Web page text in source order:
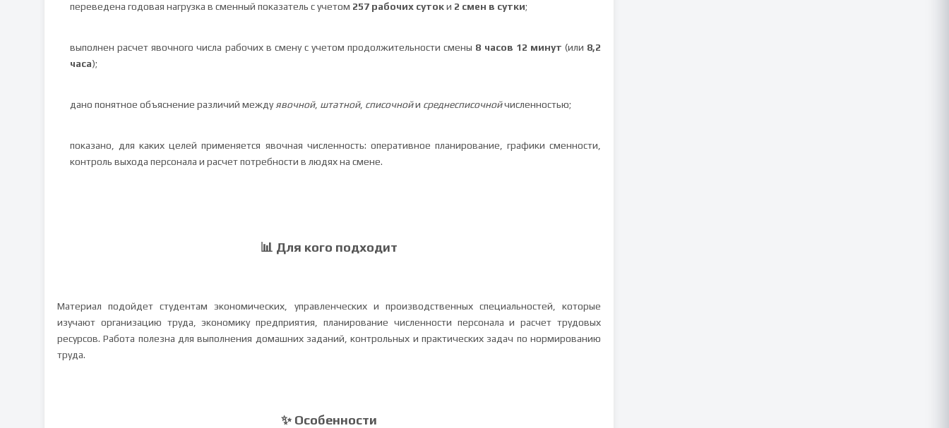
переведена годовая нагрузка в сменный показатель с учетом 257 рабочих сутоки 2 смен в сутки;
выполнен расчет явочного числа рабочих в смену с учетом продолжительности смены 8 часов 12 минут (или 8,2
часа);
дано понятное объяснение различий междуявочной, штатной, списочнойи среднесписочнойчисленностью;
показано, для каких целей применяется явочная численность: оперативное планирование, графики сменности,
контроль выхода персонала и расчет потребности в людях на смене.
📊 Для кого подходит
Материал подойдет студентам экономических, управленческих и производственных специальностей, которые
изучают организацию труда, экономику предприятия, планирование численности персонала и расчет трудовых
ресурсов. Работа полезна для выполнения домашних заданий, контрольных и практических задач по нормированию
труда.
✨ Особенности